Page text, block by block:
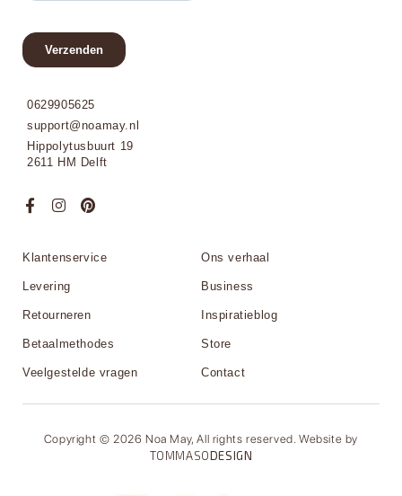
0629905625
support@noamay.nl
Hippolytusbuurt 19
2611 HM Delft
Klantenservice
Levering
Retourneren
Betaalmethodes
Veelgestelde vragen
Ons verhaal
Business
Inspiratieblog
Store
Contact
Copyright © 2026 Noa May, All rights reserved. Website by
TOMMASODESIGN